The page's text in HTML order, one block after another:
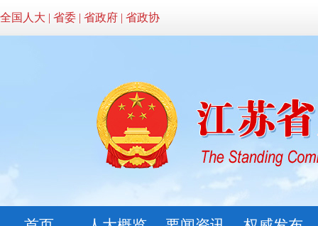
全国人大 | 省委 | 省政府 | 省政协